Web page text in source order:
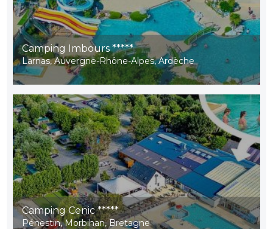
Camping Imbours *****
Larnas, Auvergne-Rhône-Alpes, Ardèche
Camping Cenic *****
Pénestin, Morbihan, Bretagne